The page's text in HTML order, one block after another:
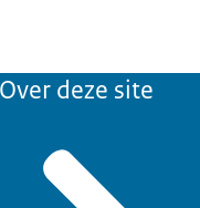
Over deze site